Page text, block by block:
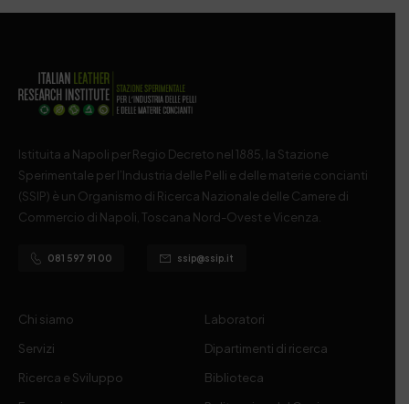
Istituita a Napoli per Regio Decreto nel 1885, la Stazione
Sperimentale per l’Industria delle Pelli e delle materie concianti
(SSIP) è un Organismo di Ricerca Nazionale delle Camere di
Commercio di Napoli, Toscana Nord-Ovest e Vicenza.
081 597 91 00 ssip@ssip.it
Chi siamo
Servizi
Ricerca e Sviluppo
Laboratori
Dipartimenti di ricerca
Biblioteca